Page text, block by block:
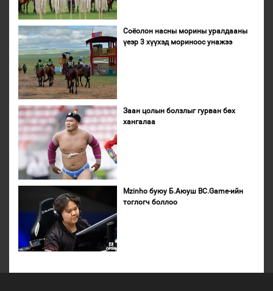
Соёолон насны морины уралдааны
үеэр 3 хүүхэд мориноос унажээ
Заан цолын болзлыг гурван бөх
хангалаа
Mzinho буюу Б.Аюуш BC.Game-ийн
тоглогч боллоо